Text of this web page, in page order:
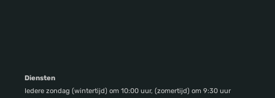
Diensten
Iedere zondag (wintertijd) om 10:00 uur, (zomertijd) om 9:30 uur